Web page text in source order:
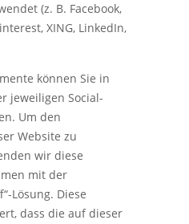
(z. B. Facebook,
XING, LinkedIn,
können Sie in
jeweiligen Social-
Um den
Website zu
wir diese
mit der
Lösung. Diese
dass die auf dieser